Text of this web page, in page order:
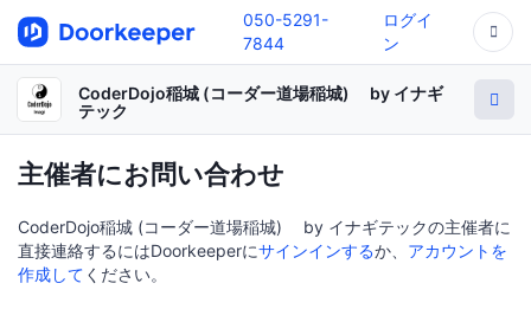
050-5291-
7844
ログイ
ン
CoderDojo稲城 (コーダー道場稲城) by イナギ
テック
主催者にお問い合わせ
CoderDojo稲城 (コーダー道場稲城) by イナギテックの主催者に
直接連絡するにはDoorkeeperにサインインするか、 アカウントを
作成して ください。